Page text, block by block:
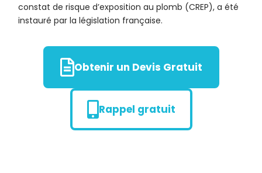
constat de risque d’exposition au plomb (CREP), a été
instauré par la législation française.
Obtenir un Devis Gratuit
Rappel gratuit